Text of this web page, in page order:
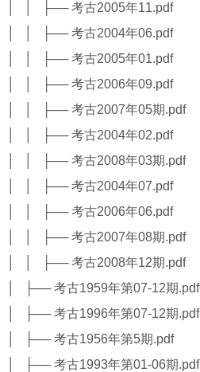
│ │ ├── 考古2005年11.pdf
│ │ ├── 考古2004年06.pdf
│ │ ├── 考古2005年01.pdf
│ │ ├── 考古2006年09.pdf
│ │ ├── 考古2007年05期.pdf
│ │ ├── 考古2004年02.pdf
│ │ ├── 考古2008年03期.pdf
│ │ ├── 考古2004年07.pdf
│ │ ├── 考古2006年06.pdf
│ │ ├── 考古2007年08期.pdf
│ │ ├── 考古2008年12期.pdf
│ ├── 考古1959年第07-12期.pdf
│ ├── 考古1996年第07-12期.pdf
│ ├── 考古1956年第5期.pdf
│ ├── 考古1993年第01-06期.pdf